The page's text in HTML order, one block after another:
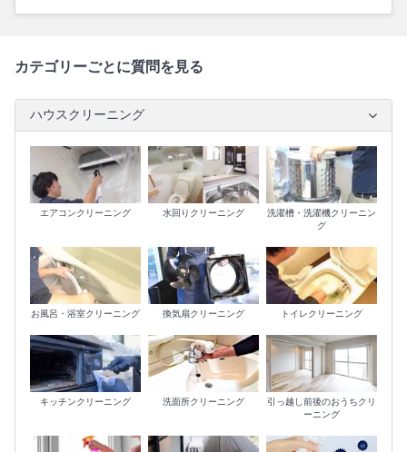
カテゴリーごとに質問を見る
ハウスクリーニング
エアコンクリーニング 水回りクリーニング
洗濯槽・洗濯機クリーニン
グ
お風呂・浴室クリーニング 換気扇クリーニング トイレクリーニング
キッチンクリーニング 洗面所クリーニング
引っ越し前後のおうちクリ
ーニング